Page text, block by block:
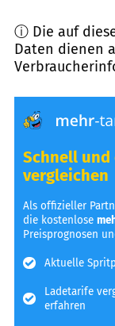
ⓘ Die auf
Daten dienen
Schnell
vergleichen
Als offizieller
die kostenlose
Preisprognosen
Aktuelle
Ladetarife
erfahren